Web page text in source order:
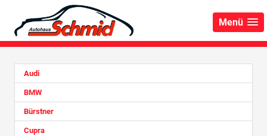
Menü
Audi
BMW
Bürstner
Cupra